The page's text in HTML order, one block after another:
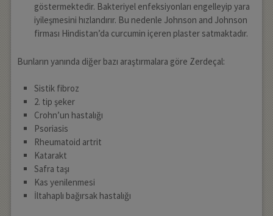
göstermektedir. Bakteriyel enfeksiyonları engelleyip yara
iyileşmesini hızlandırır. Bu nedenle Johnson and Johnson
firması Hindistan’da curcumin içeren plaster satmaktadır.
Bunların yanında diğer bazı araştırmalara göre Zerdeçal:
Sistik fibroz
2. tip şeker
Crohn’un hastalığı
Psoriasis
Rheumatoid artrit
Katarakt
Safra taşı
Kas yenilenmesi
İltahaplı bağırsak hastalığı